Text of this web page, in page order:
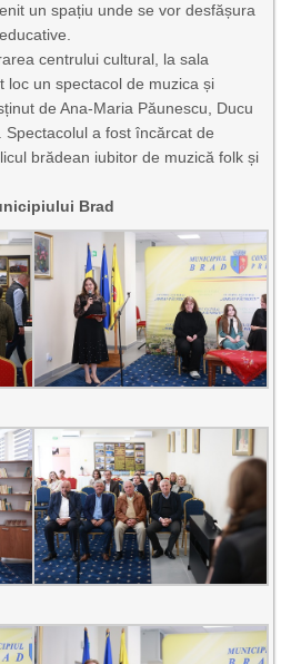
un spațiu unde se vor desfășura
centrului cultural, la sala
loc un spectacol de muzica și
de Ana-Maria Păunescu, Ducu
Spectacolul a fost încărcat de
brădean iubitor de muzică folk și
Brad